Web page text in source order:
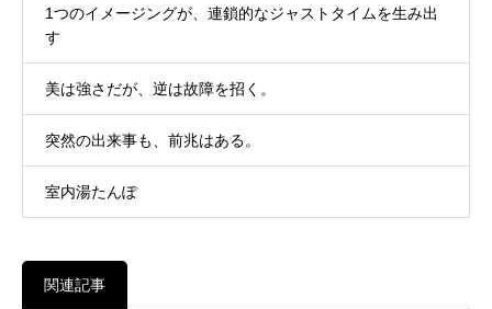
1つのイメージングが、連鎖的なジャストタイムを生み出
す
美は強さだが、逆は故障を招く。
突然の出来事も、前兆はある。
室内湯たんぽ
関連記事